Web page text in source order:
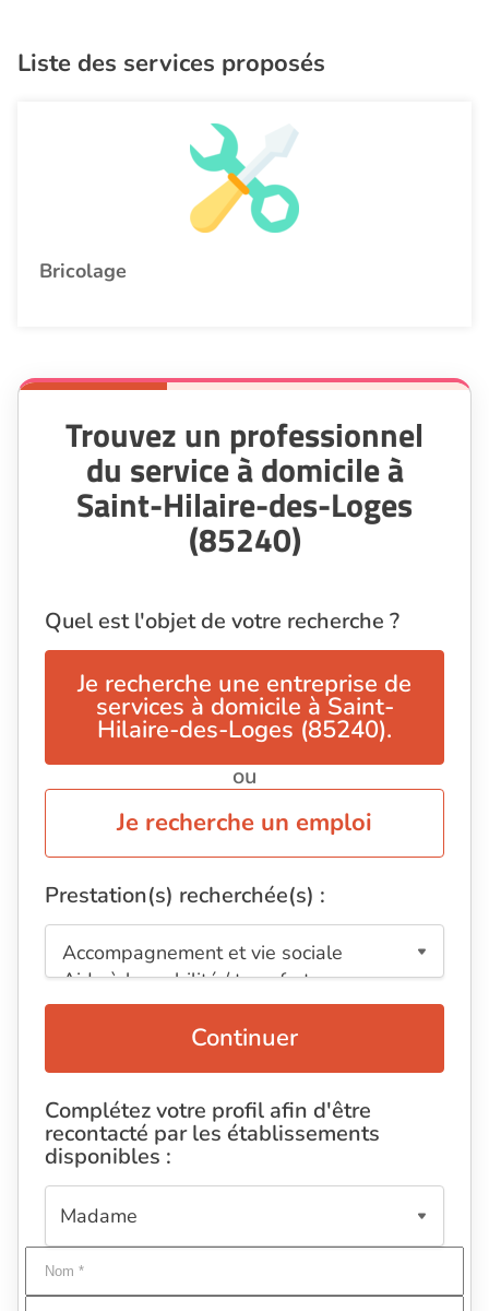
Liste des services proposés
Bricolage
Trouvez un professionnel
du service à domicile à
Saint-Hilaire-des-Loges
(85240)
Quel est l'objet de votre recherche ?
Je recherche une entreprise de
services à domicile à Saint-
Hilaire-des-Loges (85240).
ou
Je recherche un emploi
Prestation(s) recherchée(s) :
Continuer
Complétez votre profil afin d'être
recontacté par les établissements
disponibles :